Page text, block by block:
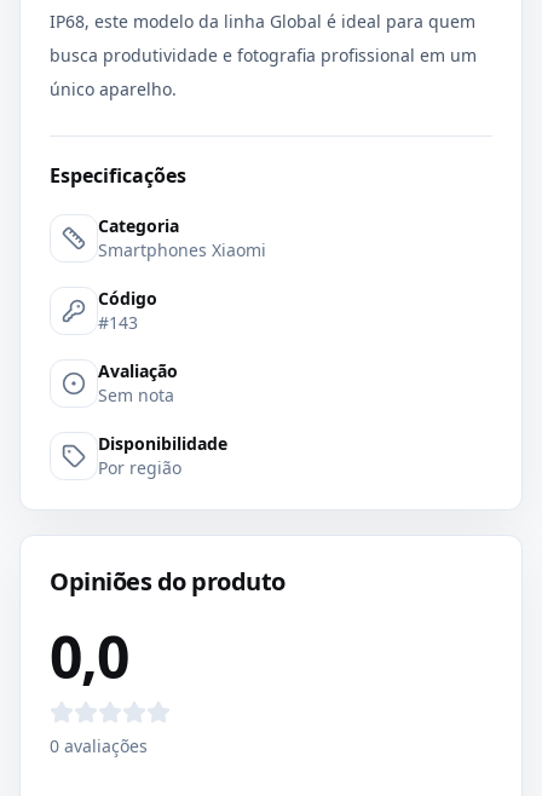
IP68, este modelo da linha Global é ideal para quem
busca produtividade e fotografia profissional em um
único aparelho.
Especificações
Categoria
Smartphones Xiaomi
Código
#143
Avaliação
Sem nota
Disponibilidade
Por região
Opiniões do produto
0,0
0 avaliações